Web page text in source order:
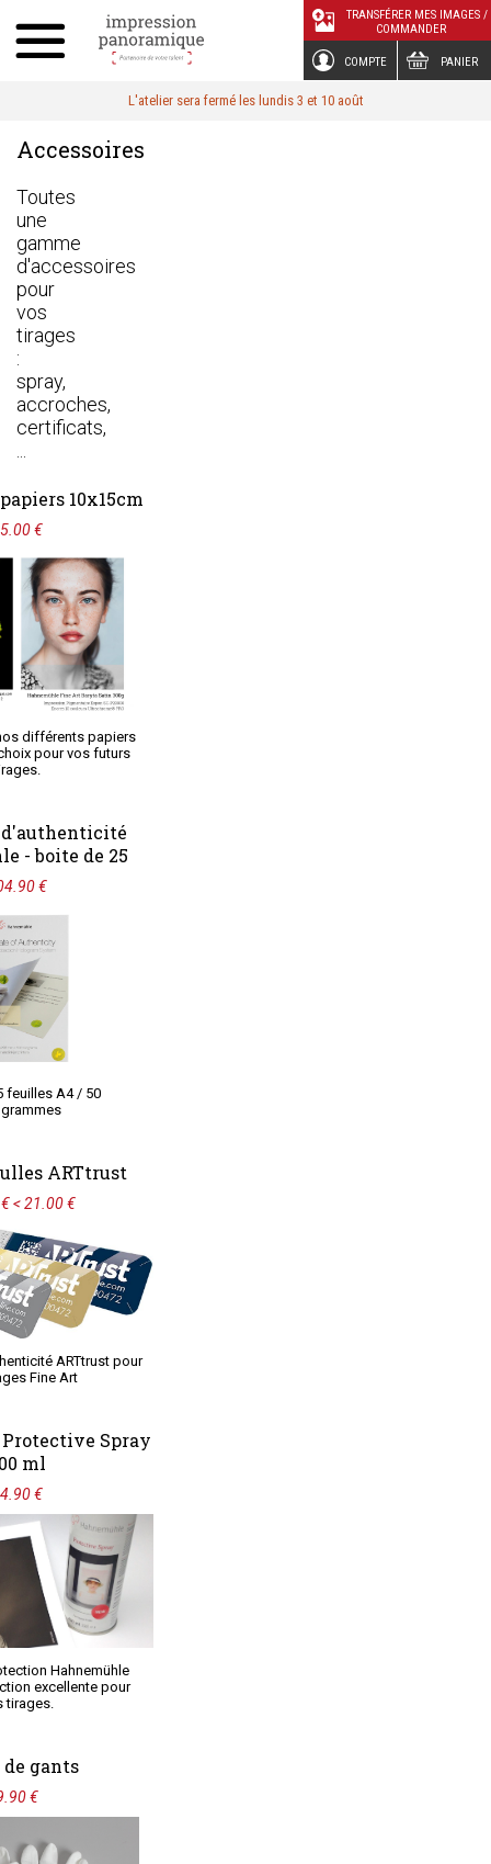
COMPTE PANIER
TRANSFÉRER MES IMAGES /
COMMANDER
L'atelier sera fermé les lundis 3 et 10 août
Accessoires
Toutes
une
gamme
d'accessoires
pour
vos
tirages
:
spray,
accroches,
certificats,
10x15cm
€
différents papiers
pour vos futurs
- boite de 25
€
feuilles A4 / 50
ARTtrust
< 21.00 €
ARTtrust pour
Fine Art
Spray
ml
€
Hahnemühle
excellente pour
tirages.
gants
€